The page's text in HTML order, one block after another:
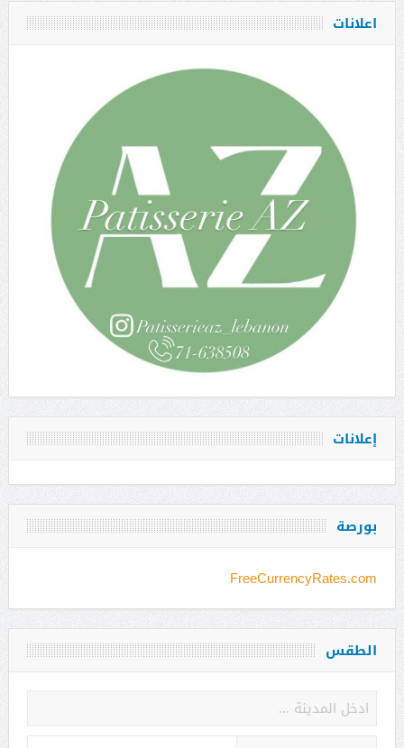
اعلانات
إعلانات
بورصة
FreeCurrencyRates.com
الطقس